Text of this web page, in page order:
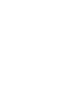
。使用此主要服